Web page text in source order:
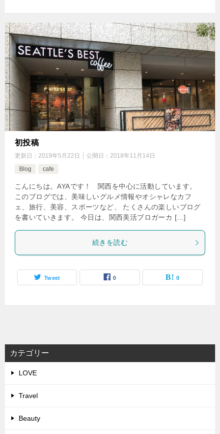
初投稿
更新日： 2019年5月22日 公開日： 2018年11月14日
Blog
cafe
こんにちは。AYAです！ 関西を中心に活動しています。
このブログでは、美味しいグルメ情報やオシャレなカフ
ェ、旅行、美容、スポーツなど、 たくさんの楽しいブログ
を書いていきます。 今日は、関西美活ブロガーカ […]
続きを読む
Tweet 0 0
カテゴリー
LOVE
Travel
Beauty